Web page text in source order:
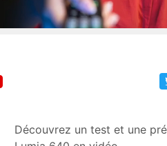
Découvrez un test et une